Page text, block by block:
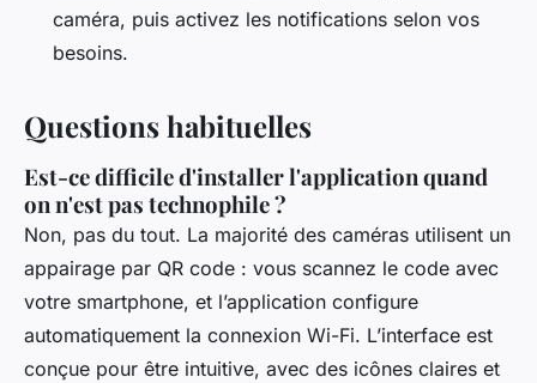
caméra, puis activez les notifications selon vos
besoins.
Questions habituelles
Est-ce difficile d'installer l'application quand
on n'est pas technophile ?
Non, pas du tout. La majorité des caméras utilisent un
appairage par QR code : vous scannez le code avec
votre smartphone, et l’application configure
automatiquement la connexion Wi-Fi. L’interface est
conçue pour être intuitive, avec des icônes claires et